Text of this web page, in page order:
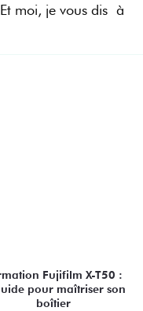
moi, je vous dis à
Fujifilm X-T50 :
pour maîtriser son
boîtier